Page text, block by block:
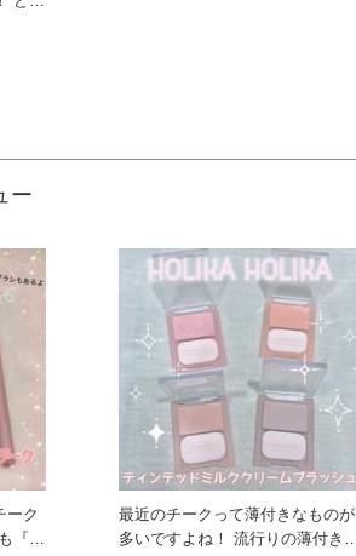
ー
ーク
『ベ
最近のチークって薄付きなものが
多いですよね！ 流行りの薄付きで